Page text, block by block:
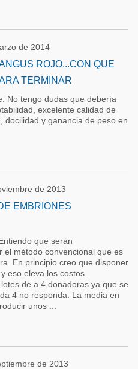
de 2014
ROJO...CON QUE
TERMINAR
No tengo dudas que debería
excelente calidad de
docilidad y ganancia de peso en
de 2013
EMBRIONES
que serán
el método convencional que es
En principio creo que disponer
eso eleva los costos.
de a 4 donadoras ya que se
4 no responda. La media en
unos ...
de 2013